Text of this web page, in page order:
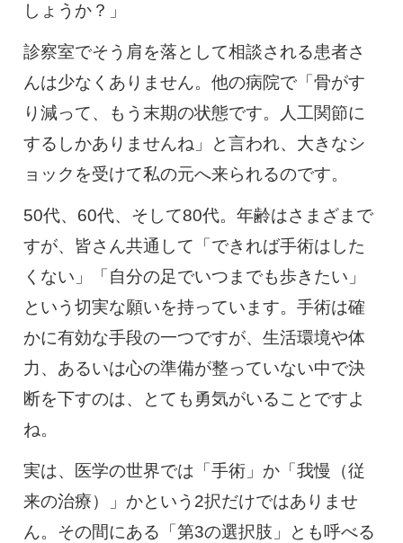
しょうか？」
診察室でそう肩を落として相談される患者さ
んは少なくありません。他の病院で「骨がす
り減って、もう末期の状態です。人工関節に
するしかありませんね」と言われ、大きなシ
ョックを受けて私の元へ来られるのです。
50代、60代、そして80代。年齢はさまざまで
すが、皆さん共通して「できれば手術はした
くない」「自分の足でいつまでも歩きたい」
という切実な願いを持っています。手術は確
かに有効な手段の一つですが、生活環境や体
力、あるいは心の準備が整っていない中で決
断を下すのは、とても勇気がいることですよ
ね。
実は、医学の世界では「手術」か「我慢（従
来の治療）」かという2択だけではありませ
ん。その間にある「第3の選択肢」とも呼べる